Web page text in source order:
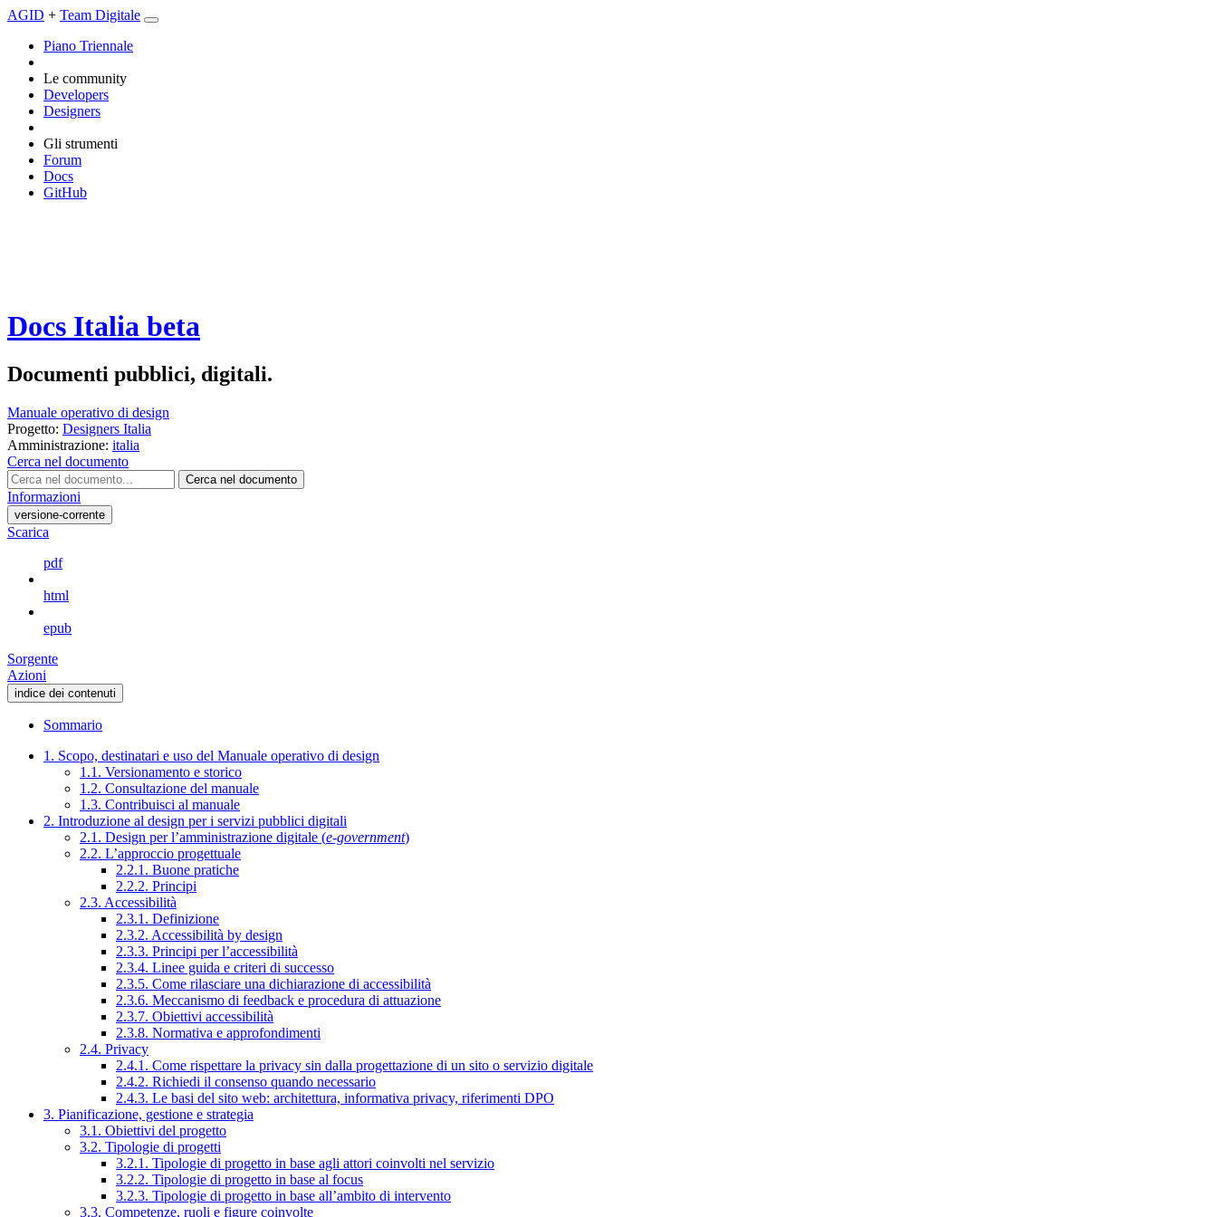
AGID + Team Digitale
Piano Triennale
Le community
Developers
Designers
Gli strumenti
Forum
Docs
GitHub
Docs Italia beta
Documenti pubblici, digitali.
Manuale operativo di design
Progetto: Designers Italia
Amministrazione: italia
Cerca nel documento
Cerca nel documento
Informazioni
versione-corrente
Scarica
pdf
html
epub
Sorgente
Azioni
indice dei contenuti
Sommario
1. Scopo, destinatari e uso del Manuale operativo di design
1.1. Versionamento e storico
1.2. Consultazione del manuale
1.3. Contribuisci al manuale
2. Introduzione al design per i servizi pubblici digitali
2.1. Design per l’amministrazione digitale (e-government)
2.2. L’approccio progettuale
2.2.1. Buone pratiche
2.2.2. Principi
2.3. Accessibilità
2.3.1. Definizione
2.3.2. Accessibilità by design
2.3.3. Principi per l’accessibilità
2.3.4. Linee guida e criteri di successo
2.3.5. Come rilasciare una dichiarazione di accessibilità
2.3.6. Meccanismo di feedback e procedura di attuazione
2.3.7. Obiettivi accessibilità
2.3.8. Normativa e approfondimenti
2.4. Privacy
2.4.1. Come rispettare la privacy sin dalla progettazione di un sito o servizio digitale
2.4.2. Richiedi il consenso quando necessario
2.4.3. Le basi del sito web: architettura, informativa privacy, riferimenti DPO
3. Pianificazione, gestione e strategia
3.1. Obiettivi del progetto
3.2. Tipologie di progetti
3.2.1. Tipologie di progetto in base agli attori coinvolti nel servizio
3.2.2. Tipologie di progetto in base al focus
3.2.3. Tipologie di progetto in base all’ambito di intervento
3.3. Competenze, ruoli e figure coinvolte